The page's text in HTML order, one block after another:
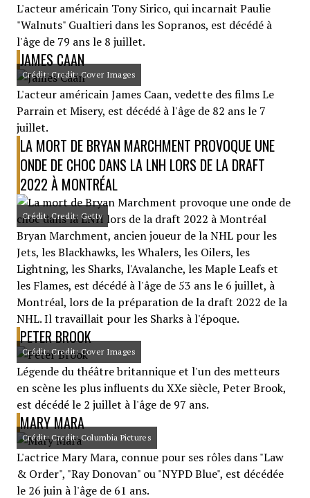
L'acteur américain Tony Sirico, qui incarnait Paulie
"Walnuts" Gualtieri dans les Sopranos, est décédé à
l'âge de 79 ans le 8 juillet.
JAMES CAAN
Crédit: Credit: Cover Images
L'acteur américain James Caan, vedette des films Le
Parrain et Misery, est décédé à l'âge de 82 ans le 7
juillet.
LA MORT DE BRYAN MARCHMENT PROVOQUE UNE
ONDE DE CHOC DANS LA LNH LORS DE LA DRAFT
2022 À MONTRÉAL
Crédit: Credit: Getty
Bryan Marchment, ancien joueur de la NHL pour les
Jets, les Blackhawks, les Whalers, les Oilers, les
Lightning, les Sharks, l'Avalanche, les Maple Leafs et
les Flames, est décédé à l'âge de 53 ans le 6 juillet, à
Montréal, lors de la préparation de la draft 2022 de la
NHL. Il travaillait pour les Sharks à l'époque.
PETER BROOK
Crédit: Credit: Cover Images
Légende du théâtre britannique et l'un des metteurs
en scène les plus influents du XXe siècle, Peter Brook,
est décédé le 2 juillet à l'âge de 97 ans.
MARY MARA
Crédit: Credit: Columbia Pictures
L'actrice Mary Mara, connue pour ses rôles dans "Law
& Order", "Ray Donovan" ou "NYPD Blue", est décédée
le 26 juin à l'âge de 61 ans.